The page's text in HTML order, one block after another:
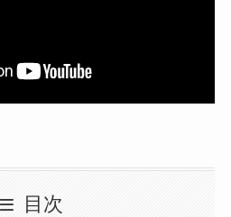
目次